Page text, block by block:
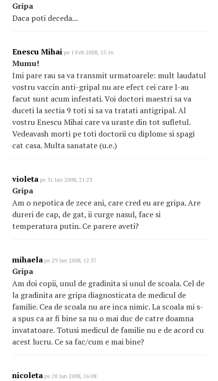
Gripa
Daca poti deceda...
Enescu Mihai pe 1 Feb 2008, 15:16
Mumu!
Imi pare rau sa va transmit urmatoarele: mult laudatul
vostru vaccin anti-gripal nu are efect cei care l-au
facut sunt acum infestati. Voi doctori maestri sa va
duceti la sectia 9 toti si sa va tratati antigripal. Al
vostru Enescu Mihai care va uraste din tot sufletul.
Vedeavash morti pe toti doctorii cu diplome si spagi
cat casa. Multa sanatate (u.e.)
violeta pe 31 Ian 2008, 21:23
Gripa
Am o nepotica de zece ani, care cred eu are gripa. Are
dureri de cap, de gat, ii curge nasul, face si
temperatura putin. Ce parere aveti?
mihaela pe 29 Ian 2008, 12:37
Gripa
Am doi copii, unul de gradinita si unul de scoala. Cel de
la gradinita are gripa diagnosticata de medicul de
familie. Cea de scoala nu are inca nimic. La scoala mi s-
a spus ca ar fi bine sa nu o mai duc de catre doamna
invatatoare. Totusi medicul de familie nu e de acord cu
acest lucru. Ce sa fac/cum e mai bine?
nicoleta pe 28 Ian 2008, 16:08